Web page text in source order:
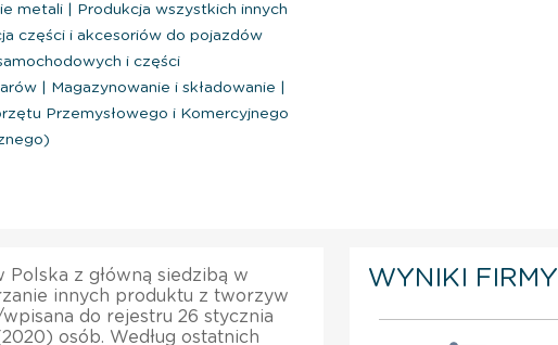
metali
Produkcja wszystkich innych
części i akcesoriów do pojazdów
i części
Magazynowanie i składowanie
Przemysłowego i Komercyjnego
Polska z główną siedzibą w
innych produktu z tworzyw
wpisana do rejestru 26 stycznia
osób. Według ostatnich
WYNIKI FIRMY